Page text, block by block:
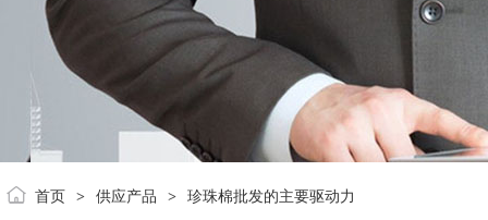
首页 > 供应产品 > 珍珠棉批发的主要驱动力